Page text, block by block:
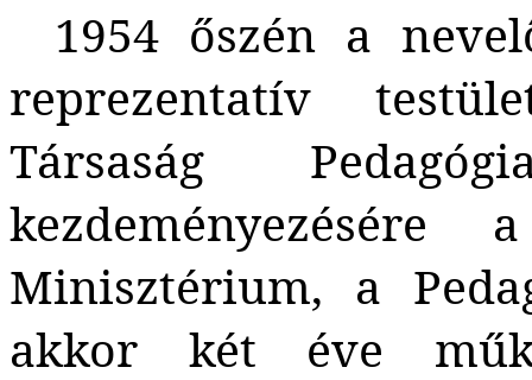
1954 őszén a
reprezentatív
Társaság
Minisztérium, a
akkor két éve